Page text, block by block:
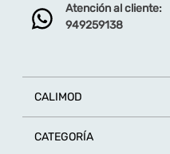
Atención al cliente:
949259138
CALIMOD
CATEGORÍA